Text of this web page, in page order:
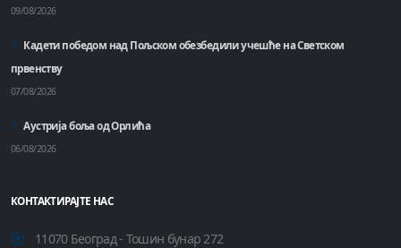
09/08/2026
Кадети победом над Пољском обезбедили учешће на Светском
првенству
07/08/2026
Аустрија боља од Орлића
06/08/2026
КОНТАКТИРАЈТЕ НАС
11070 Београд - Тошин бунар 272